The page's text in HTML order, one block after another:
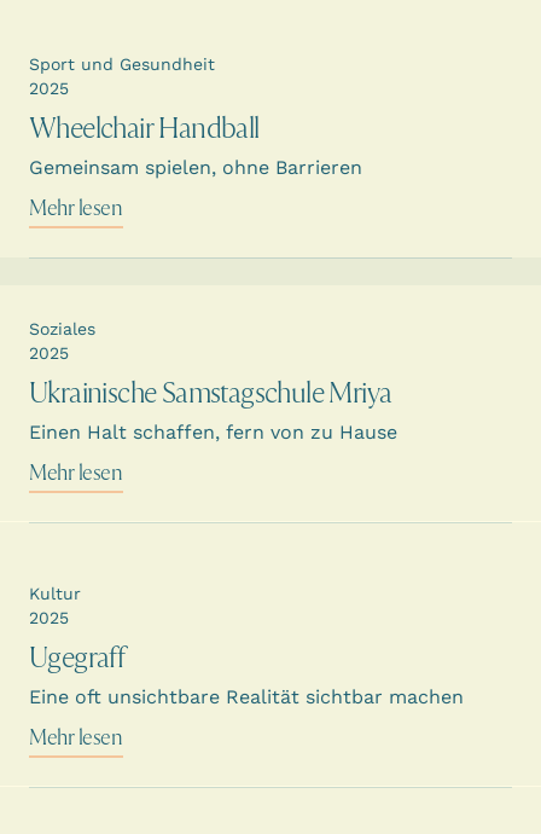
Wheelchair Handball
Gemeinsam spielen, ohne Barrieren
Sport und Gesundheit
2025
Mehr lesen
Ukrainische Samstagschule Mriya
Einen Halt schaffen, fern von zu Hause
Soziales
2025
Mehr lesen
Ugegraff
Eine oft unsichtbare Realität sichtbar machen
Kultur
2025
Mehr lesen